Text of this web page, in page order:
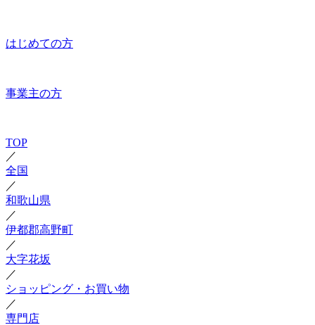
はじめての方
事業主の方
TOP
／
全国
／
和歌山県
／
伊都郡高野町
／
大字花坂
／
ショッピング・お買い物
／
専門店